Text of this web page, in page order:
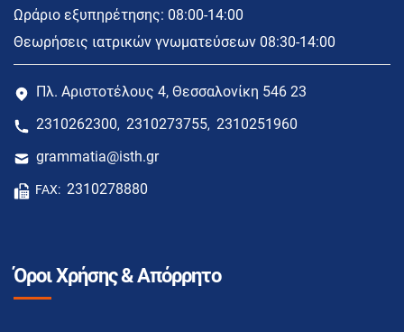
Ωράριο εξυπηρέτησης: 08:00-14:00
Θεωρήσεις ιατρικών γνωματεύσεων 08:30-14:00
Πλ. Αριστοτέλους 4, Θεσσαλονίκη 546 23
2310262300, 2310273755, 2310251960
grammatia@isth.gr
FAX: 2310278880
Όροι Χρήσης & Απόρρητο